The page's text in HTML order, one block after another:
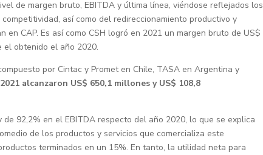
de margen bruto, EBITDA y última línea, viéndose reflejados los
así como del redireccionamiento productivo y
en CAP. Es así como CSH logró en 2021 un margen bruto de US$
el obtenido el año 2020.
por Cintac y Promet en Chile, TASA en Argentina y
alcanzaron US$ 650,1 millones y US$ 108,8
92,2% en el EBITDA respecto del año 2020, lo que se explica
de los productos y servicios que comercializa este
terminados en un 15%. En tanto, la utilidad neta para